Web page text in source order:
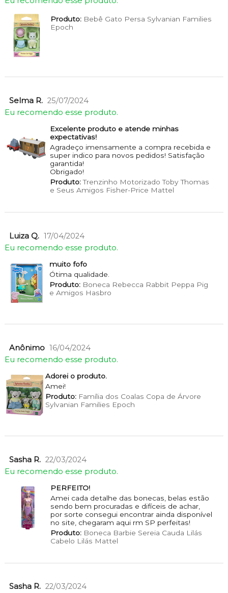
Produto:Bebê Gato Persa Sylvanian Families
Epoch
Selma R. 25/07/2024
Eu recomendo esse produto.
Excelente produto e atende minhas
expectativas!
Agradeço imensamente a compra recebida e
super indico para novos pedidos! Satisfação
garantida!
Obrigado!
Produto:Trenzinho Motorizado Toby Thomas
e Seus Amigos Fisher-Price Mattel
Luiza Q. 17/04/2024
Eu recomendo esse produto.
muito fofo
Ótima qualidade.
Produto:Boneca Rebecca Rabbit Peppa Pig
e Amigos Hasbro
Anônimo 16/04/2024
Eu recomendo esse produto.
Adorei o produto.
Amei!
Produto:Família dos Coalas Copa de Árvore
Sylvanian Families Epoch
Sasha R. 22/03/2024
Eu recomendo esse produto.
PERFEITO!
Amei cada detalhe das bonecas, belas estão
sendo bem procuradas e difíceis de achar,
por sorte consegui encontrar ainda disponível
no site, chegaram aqui rm SP perfeitas!
Produto:Boneca Barbie Sereia Cauda Lilás
Cabelo Lilás Mattel
Sasha R. 22/03/2024